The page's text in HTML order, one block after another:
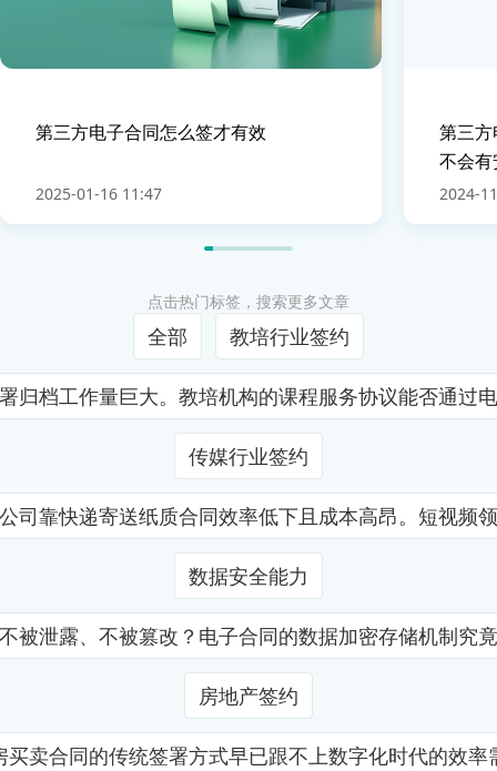
第三方电子合同怎么签才有效
2025-01-16 11:47
第三
不会
2024-
点击热门标签，搜索更多文章
全部 教培行业签约
归档工作量巨大。教培机构的课程服务协议能否通过
传媒行业签约
司靠快递寄送纸质合同效率低下且成本高昂。短视频
数据安全能力
被泄露、不被篡改？电子合同的数据加密存储机制究
房地产签约
卖合同的传统签署方式早已跟不上数字化时代的效